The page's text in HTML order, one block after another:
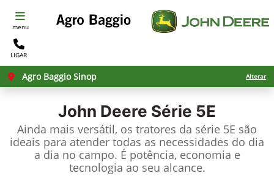
menu
LIGAR
Agro Baggio Sinop Alterar
John Deere Série 5E
Ainda mais versátil, os tratores da série 5E são
ideais para atender todas as necessidades do dia
a dia no campo. É potência, economia e
tecnologia ao seu alcance.